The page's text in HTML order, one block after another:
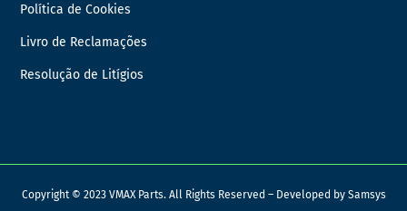
Política de Cookies
Livro de Reclamações
Resolução de Litígios
Copyright © 2023 VMAX Parts. All Rights Reserved – Developed by Samsys